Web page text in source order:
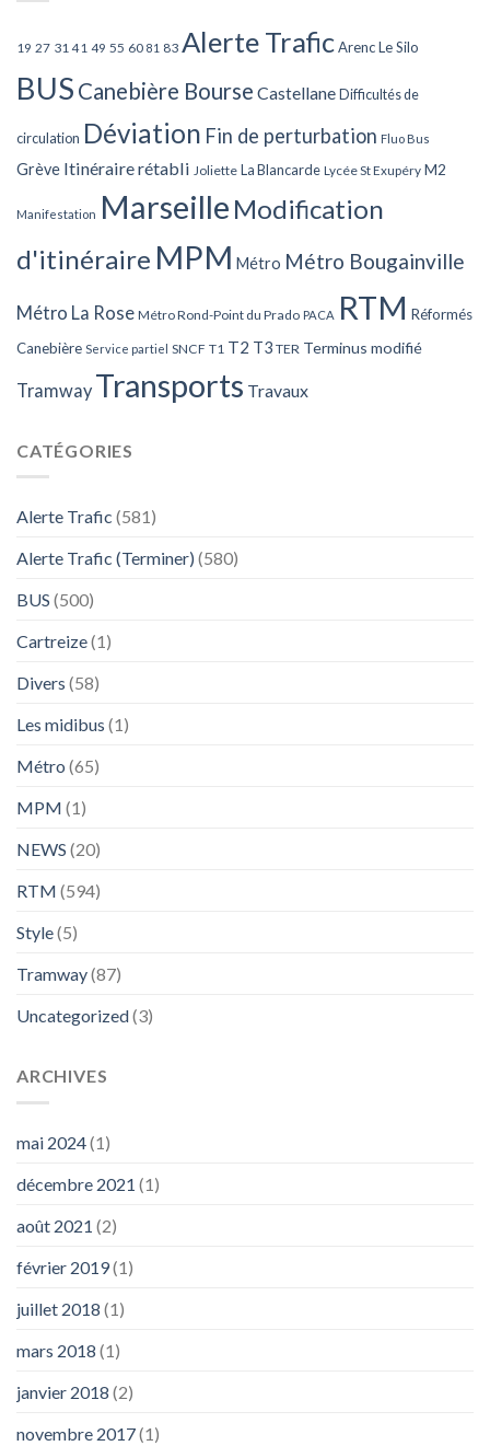
19 27 31 41 49 55 60 81 83 Alerte TraficArenc Le Silo
BUS Canebière Bourse Castellane Difficultés de
circulation Déviation Fin de perturbation Fluo Bus
Grève Itinéraire rétabli Joliette La Blancarde Lycée St Exupéry M2
Manifestation Marseille Modification
d'itinéraire MPM Métro Métro Bougainville
Métro La Rose Métro Rond-Point du Prado PACA RTM Réformés
Canebière Service partiel SNCF T1 T2 T3 TER Terminus modifié
Tramway Transports Travaux
CATÉGORIES
Alerte Trafic (581)
Alerte Trafic (Terminer) (580)
BUS (500)
Cartreize(1)
Divers (58)
Les midibus (1)
Métro (65)
MPM (1)
NEWS (20)
RTM (594)
Style(5)
Tramway(87)
Uncategorized(3)
ARCHIVES
mai 2024(1)
décembre 2021 (1)
août 2021 (2)
février 2019(1)
juillet 2018 (1)
mars 2018 (1)
janvier 2018 (2)
novembre 2017(1)